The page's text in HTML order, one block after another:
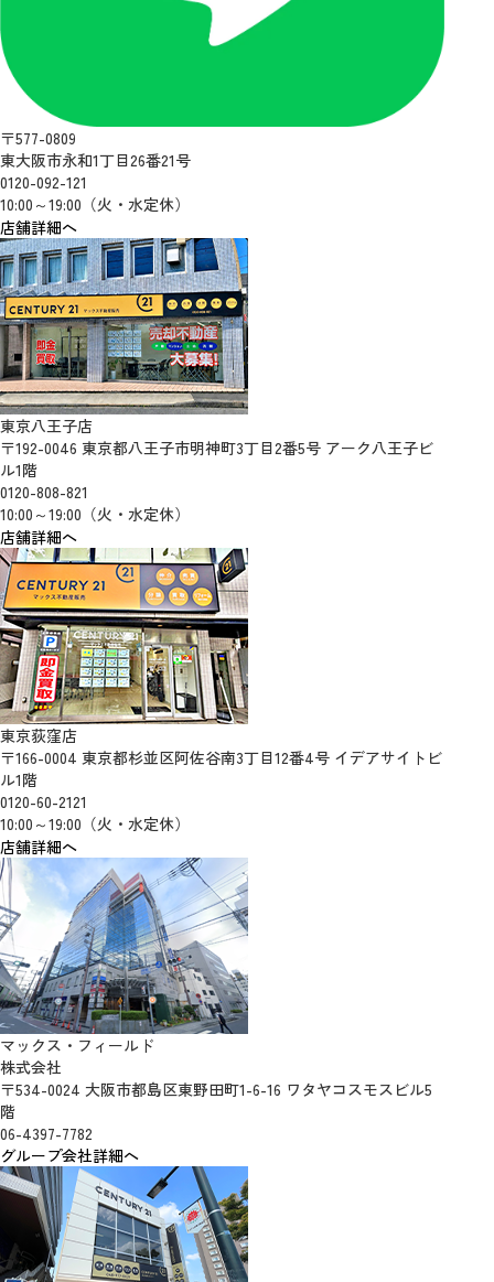
〒577-0809
東大阪市永和1丁目26番21号
0120-092-121
10:00～19:00（火・水定休）
店舗詳細へ
東京八王子店
〒192-0046 東京都八王子市明神町3丁目2番5号 アーク八王子ビ
ル1階
0120-808-821
10:00～19:00（火・水定休）
店舗詳細へ
東京荻窪店
〒166-0004 東京都杉並区阿佐谷南3丁目12番4号 イデアサイトビ
ル1階
0120-60-2121
10:00～19:00（火・水定休）
店舗詳細へ
マックス・フィールド
株式会社
〒534-0024 大阪市都島区東野田町1-6-16 ワタヤコスモスビル5
階
06-4397-7782
グループ会社詳細へ